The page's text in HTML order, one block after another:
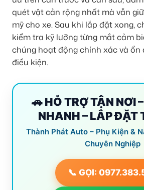
quét vật cản rộng nhất mà vẫn
mỹ cho xe. Sau khi lắp đặt xong,
kiểm tra kỹ lưỡng từng mắt cảm
chúng hoạt động chính xác và ổn
điều kiện.
🚗 HỖ TRỢ TẬN NƠI
NHANH – LẮP ĐẶT
Thành Phát Auto – Phụ Kiện &
Chuyên Nghiệp
📞 GỌI: